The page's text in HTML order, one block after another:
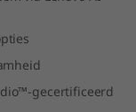
gecertificeerd